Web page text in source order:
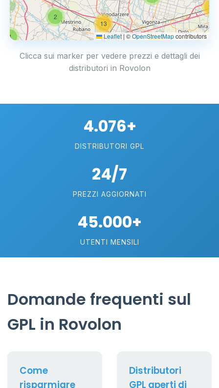
14
4
2
13
Leaflet | ©OpenStreetMapcontributors
Clicca sui marker per vedere prezzi e dettagli dei
distributori in Rovolon
4.076+
DISTRIBUTORI GPL
24/7
PREZZI AGGIORNATI
45.000+
UTENTI MENSILI
Domande frequenti sul
GPL in Rovolon
Come
risparmiare
Distributori
GPL aperti di